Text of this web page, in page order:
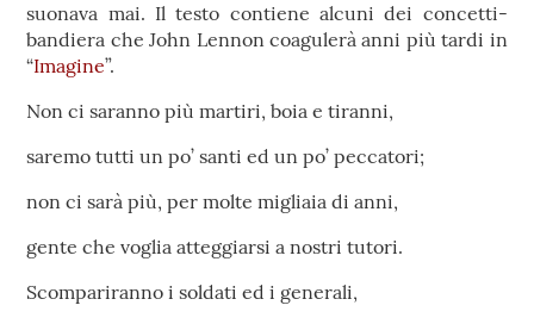
suonava mai. Il testo contiene alcuni dei concetti-
bandiera che John Lennon coagulerà anni più tardi in
“Imagine”.
Non ci saranno più martiri, boia e tiranni,
saremo tutti un po’ santi ed un po’ peccatori;
non ci sarà più, per molte migliaia di anni,
gente che voglia atteggiarsi a nostri tutori.
Scompariranno i soldati ed i generali,